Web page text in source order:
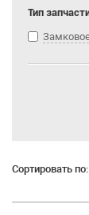
Тип
Сортировать по: